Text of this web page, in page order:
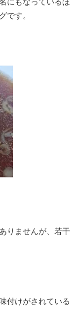
にもなっているほ
です。
りませんが、若干
付けがされている